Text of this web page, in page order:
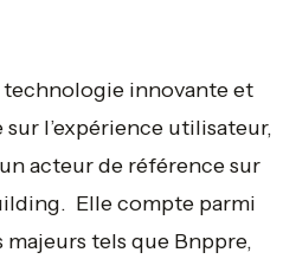
technologie innovante et
l’expérience utilisateur,
acteur de référence sur
Elle compte parmi
majeurs tels que Bnppre,